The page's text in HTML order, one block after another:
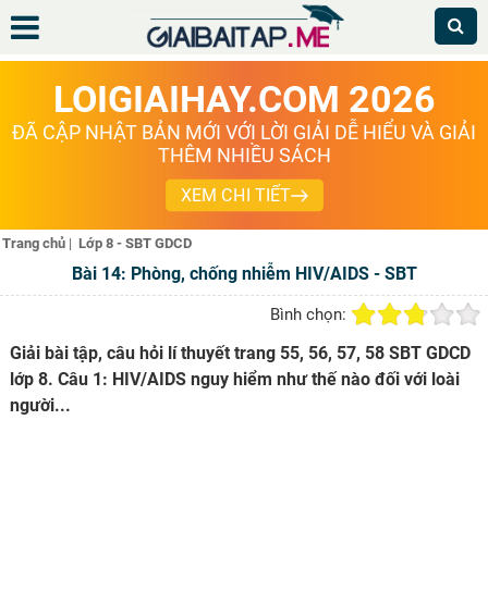
LOIGIAIHAY.COM 2026
ĐÃ CẬP NHẬT BẢN MỚI VỚI LỜI GIẢI DỄ HIỂU VÀ GIẢI
THÊM NHIỀU SÁCH
XEM CHI TIẾT
Trang chủ | Lớp 8 - SBT GDCD
Bài 14: Phòng, chống nhiễm HIV/AIDS - SBT
Bình chọn:
Giải bài tập, câu hỏi lí thuyết trang 55, 56, 57, 58 SBT GDCD
lớp 8. Câu 1: HIV/AIDS nguy hiểm như thế nào đối với loài
người...